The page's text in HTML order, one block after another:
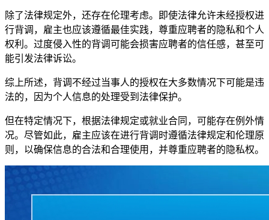
除了法律规定外，还存在伦理考虑。即使法律允许未经授权进
行背调，雇主也应该遵循最佳实践，尊重应聘者的隐私和个人
权利。过度侵入性的背调可能会损害应聘者的信任感，甚至可
能引发法律诉讼。
综上所述，背调不经过当事人的授权在大多数情况下可能是违
法的，因为个人信息的处理受到法律保护。
但在特定情况下，根据法律规定或就业合同，可能存在例外情
况。尽管如此，雇主应该在进行背调时遵循法律规定和伦理原
则，以确保信息的合法和合理使用，并尊重应聘者的隐私权。